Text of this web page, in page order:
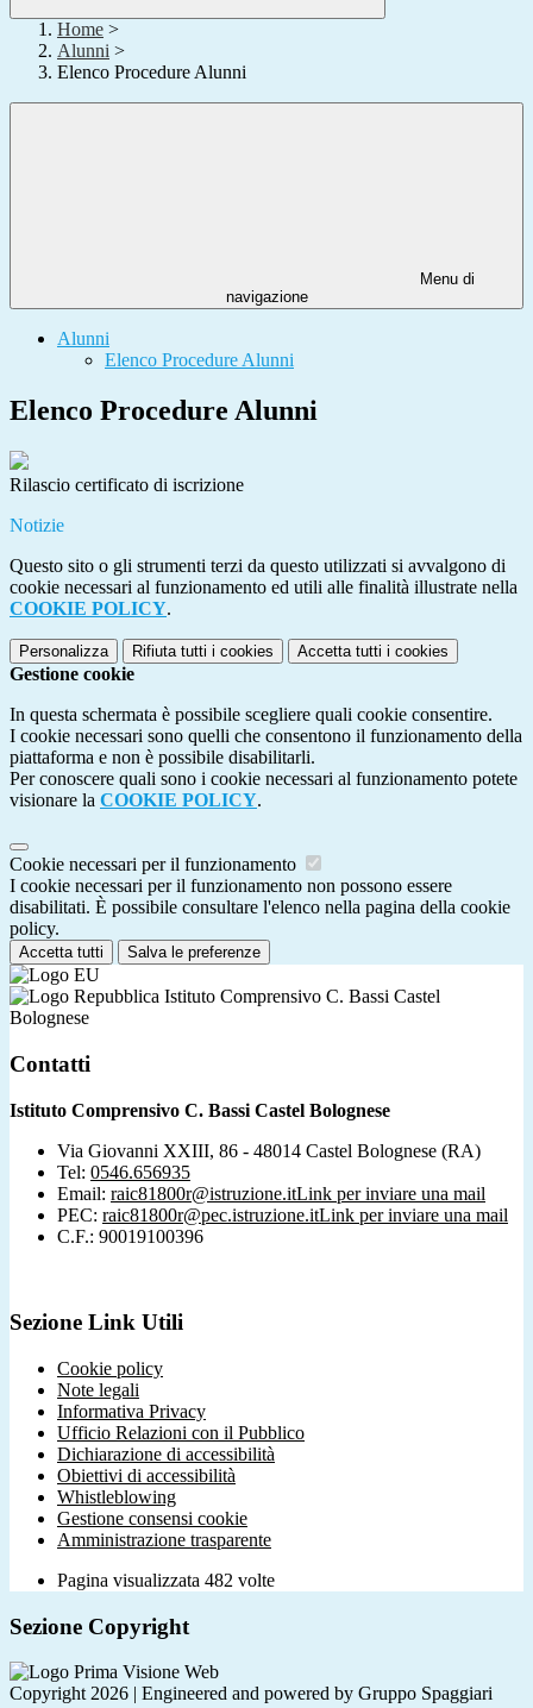
Home >
Alunni >
Elenco Procedure Alunni
Menu di
navigazione
Alunni
Elenco Procedure Alunni
Elenco Procedure Alunni
Rilascio certificato di iscrizione
Notizie
Questo sito o gli strumenti terzi da questo utilizzati si avvalgono di
cookie necessari al funzionamento ed utili alle finalità illustrate nella
COOKIE POLICY.
Personalizza Rifiuta tutti i cookies Accetta tutti i cookies
Gestione cookie
In questa schermata è possibile scegliere quali cookie consentire.
I cookie necessari sono quelli che consentono il funzionamento della
piattaforma e non è possibile disabilitarli.
Per conoscere quali sono i cookie necessari al funzionamento potete
visionare la COOKIE POLICY.
Cookie necessari per il funzionamento
I cookie necessari per il funzionamento non possono essere
disabilitati. È possibile consultare l'elenco nella pagina della cookie
policy.
Accetta tutti Salva le preferenze
Istituto Comprensivo C. Bassi Castel
Bolognese
Contatti
Istituto Comprensivo C. Bassi Castel Bolognese
Via Giovanni XXIII, 86 - 48014 Castel Bolognese (RA)
Tel: 0546.656935
Email: raic81800r@istruzione.itLink per inviare una mail
PEC: raic81800r@pec.istruzione.itLink per inviare una mail
C.F.: 90019100396
Sezione Link Utili
Cookie policy
Note legali
Informativa Privacy
Ufficio Relazioni con il Pubblico
Dichiarazione di accessibilità
Obiettivi di accessibilità
Whistleblowing
Gestione consensi cookie
Amministrazione trasparente
Pagina visualizzata 482 volte
Sezione Copyright
Copyright 2026 | Engineered and powered by Gruppo Spaggiari